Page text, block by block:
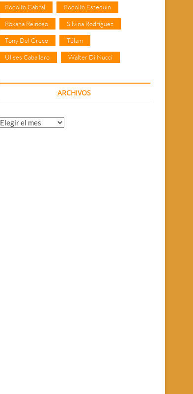
Rodolfo Cabral Rodolfo Estequin
Roxana Reinoso Silvina Rodríguez
Tony Del Greco Télam
Ulises Caballero Walter Di Nucci
ARCHIVOS
Archivos